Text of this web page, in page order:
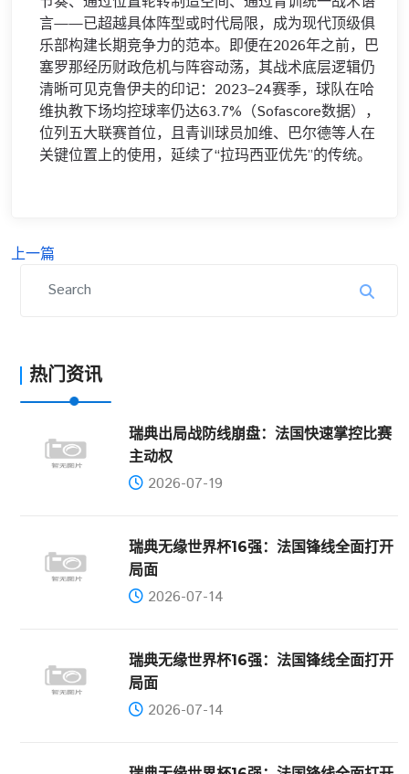
言——已超越具体阵型或时代局限，成为现代顶级俱
乐部构建长期竞争力的范本。即便在2026年之前，巴
塞罗那经历财政危机与阵容动荡，其战术底层逻辑仍
清晰可见克鲁伊夫的印记：2023–24赛季，球队在哈
维执教下场均控球率仍达63.7%（Sofascore数据），
位列五大联赛首位，且青训球员加维、巴尔德等人在
关键位置上的使用，延续了“拉玛西亚优先”的传统。
上一篇
热门资讯
瑞典出局战防线崩盘：法国快速掌控比赛
主动权
2026-07-19
瑞典无缘世界杯16强：法国锋线全面打开
局面
2026-07-14
瑞典无缘世界杯16强：法国锋线全面打开
局面
2026-07-14